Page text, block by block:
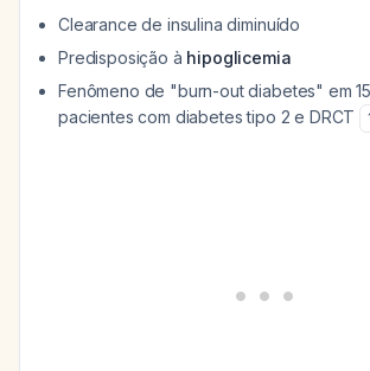
Clearance de insulina diminuído
Predisposição à hipoglicemia
Fenômeno de "burn-out diabetes" em
pacientes com diabetes tipo 2 e DRCT